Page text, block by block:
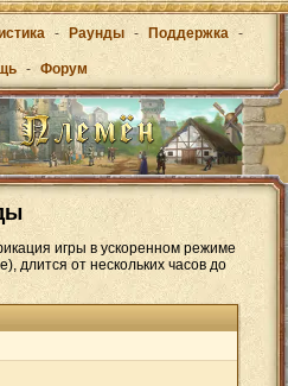
- Раунды - Поддержка -
- Форум
игры в ускоренном режиме
длится от нескольких часов до